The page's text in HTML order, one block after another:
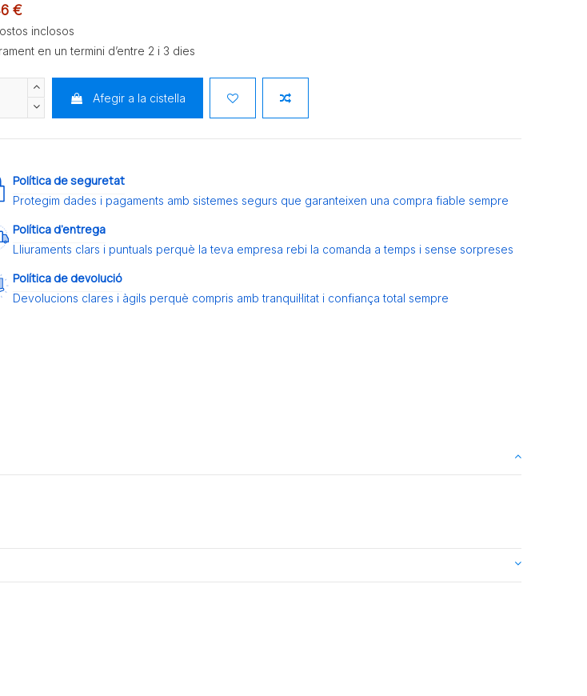
€
inclosos
en un termini d’entre 2 i 3 dies
Afegir a la cistella
Política de seguretat
Protegim dades i pagaments amb sistemes segurs que garanteixen una compra fiable sempre
Política d’entrega
Lliuraments clars i puntuals perquè la teva empresa rebi la comanda a temps i sense sorpreses
Política de devolució
Devolucions clares i àgils perquè compris amb tranquil·litat i confiança total sempre